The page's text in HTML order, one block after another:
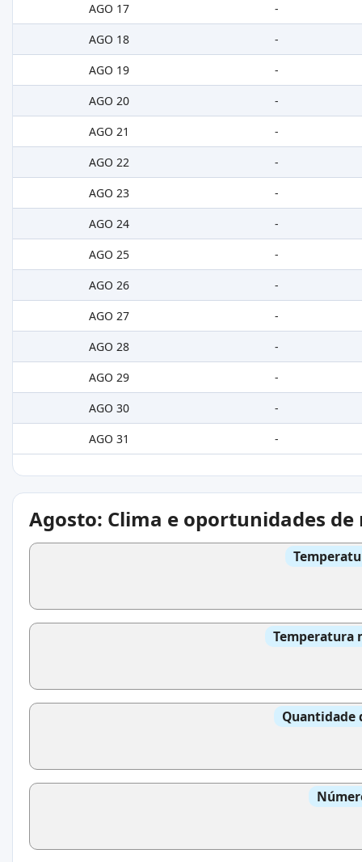
AGO 17
-
AGO 18
-
AGO 19
-
AGO 20
-
AGO 21
-
AGO 22
-
AGO 23
-
AGO 24
-
AGO 25
-
AGO 26
-
AGO 27
-
AGO 28
-
AGO 29
-
AGO 30
-
AGO 31
-
Agosto: Clima e oportunidades de
Temperatura
Quantidade